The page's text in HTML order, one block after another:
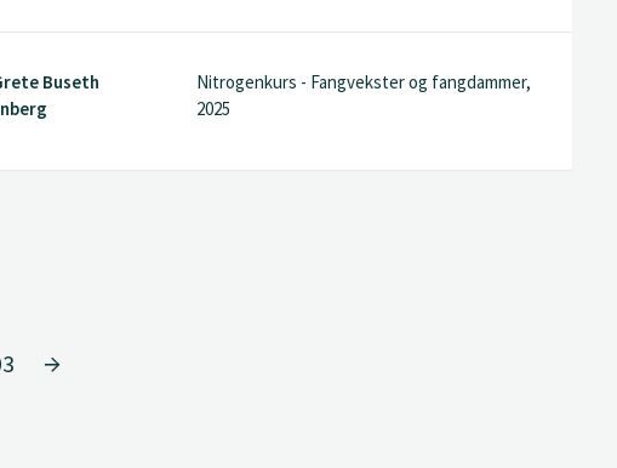
Buseth
Nitrogenkurs - Fangvekster og fangdammer,
2025